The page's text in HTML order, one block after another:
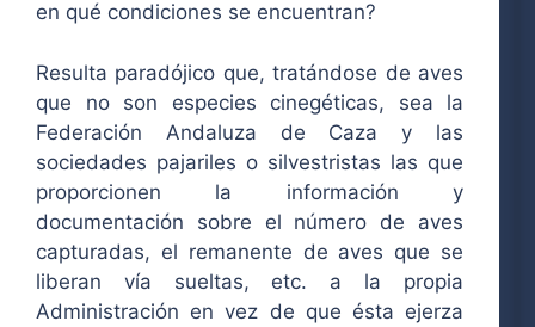
en qué condiciones se encuentran?
Resulta paradójico que, tratándose de aves
que no son especies cinegéticas, sea la
Federación Andaluza de Caza y las
sociedades pajariles o silvestristas las que
proporcionen la información y
documentación sobre el número de aves
capturadas, el remanente de aves que se
liberan vía sueltas, etc. a la propia
Administración en vez de que ésta ejerza